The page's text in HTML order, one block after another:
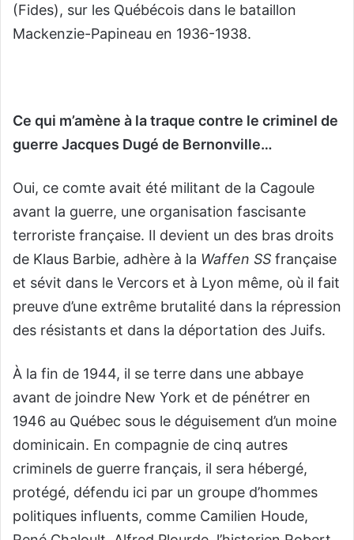
(Fides), sur les Québécois dans le bataillon
Mackenzie-Papineau en 1936-1938.
Ce qui m’amène à la traque contre le criminel de
guerre Jacques Dugé de Bernonville…
Oui, ce comte avait été militant de la Cagoule
avant la guerre, une organisation fascisante
terroriste française. Il devient un des bras droits
de Klaus Barbie, adhère à la Waffen SS française
et sévit dans le Vercors et à Lyon même, où il fait
preuve d’une extrême brutalité dans la répression
des résistants et dans la déportation des Juifs.
À la fin de 1944, il se terre dans une abbaye
avant de joindre New York et de pénétrer en
1946 au Québec sous le déguisement d’un moine
dominicain. En compagnie de cinq autres
criminels de guerre français, il sera hébergé,
protégé, défendu ici par un groupe d’hommes
politiques influents, comme Camilien Houde,